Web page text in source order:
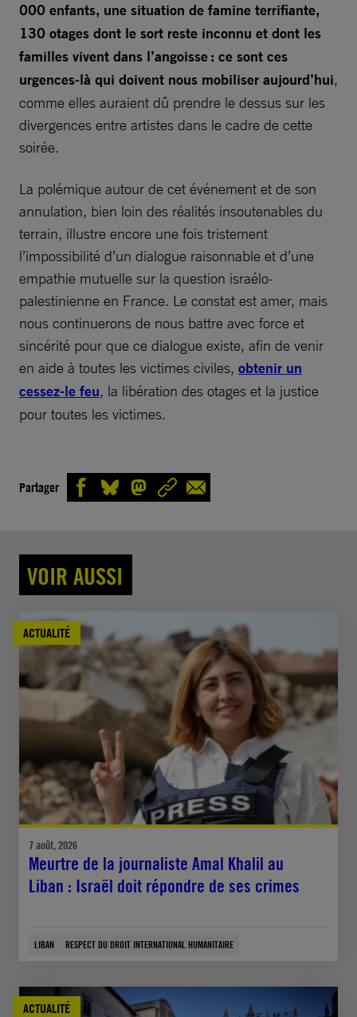
000 enfants, une situation de famine terrifiante,
130 otages dont le sort reste inconnu et dont les
familles vivent dans l’angoisse : ce sont ces
urgences-là qui doivent nous mobiliser aujourd’hui,
comme elles auraient dû prendre le dessus sur les
divergences entre artistes dans le cadre de cette
soirée.
La polémique autour de cet événement et de son
annulation, bien loin des réalités insoutenables du
terrain, illustre encore une fois tristement
l’impossibilité d’un dialogue raisonnable et d’une
empathie mutuelle sur la question israélo-
palestinienne en France. Le constat est amer, mais
nous continuerons de nous battre avec force et
sincérité pour que ce dialogue existe, afin de venir
en aide à toutes les victimes civiles, obtenir un
cessez-le feu, la libération des otages et la justice
pour toutes les victimes.
Partager
VOIR AUSSI
ACTUALITÉ
7 août, 2026
Meurtre de la journaliste Amal Khalil au
Liban : Israël doit répondre de ses crimes
LIBAN RESPECT DU DROIT INTERNATIONAL HUMANITAIRE
ACTUALITÉ